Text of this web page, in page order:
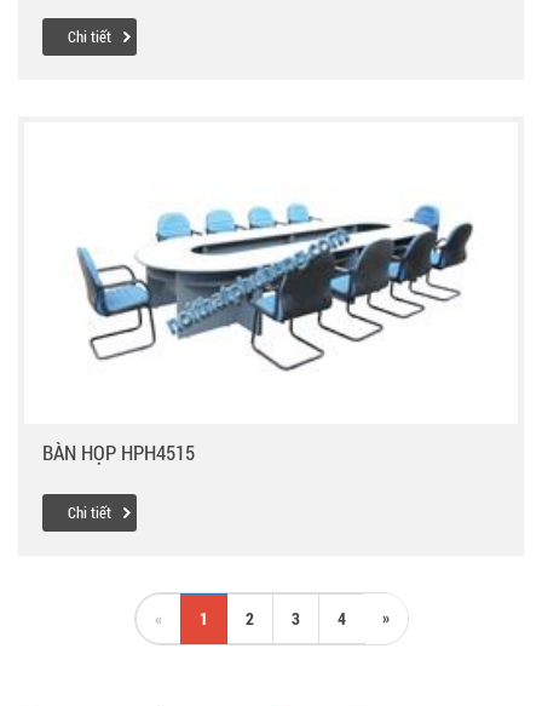
Chi tiết
BÀN HỌP HPH4515
Chi tiết
« 1 2 3 4 »